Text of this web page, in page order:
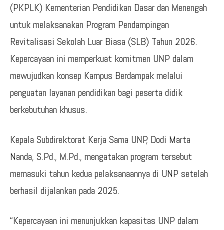
(PKPLK) Kementerian Pendidikan Dasar dan Menengah
untuk melaksanakan Program Pendampingan
Revitalisasi Sekolah Luar Biasa (SLB) Tahun 2026.
Kepercayaan ini memperkuat komitmen UNP dalam
mewujudkan konsep Kampus Berdampak melalui
penguatan layanan pendidikan bagi peserta didik
berkebutuhan khusus.
Kepala Subdirektorat Kerja Sama UNP, Dodi Marta
Nanda, S.Pd., M.Pd., mengatakan program tersebut
memasuki tahun kedua pelaksanaannya di UNP setelah
berhasil dijalankan pada 2025.
“Kepercayaan ini menunjukkan kapasitas UNP dalam